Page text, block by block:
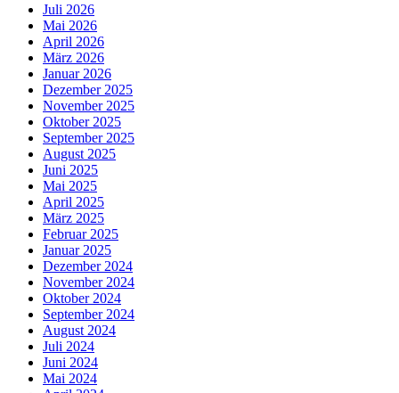
Juli 2026
Mai 2026
April 2026
März 2026
Januar 2026
Dezember 2025
November 2025
Oktober 2025
September 2025
August 2025
Juni 2025
Mai 2025
April 2025
März 2025
Februar 2025
Januar 2025
Dezember 2024
November 2024
Oktober 2024
September 2024
August 2024
Juli 2024
Juni 2024
Mai 2024